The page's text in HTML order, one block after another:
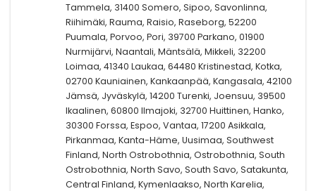
Tammela, 31400 Somero, Sipoo, Savonlinna,
Riihimäki, Rauma, Raisio, Raseborg, 52200
Puumala, Porvoo, Pori, 39700 Parkano, 01900
Nurmijärvi, Naantali, Mäntsälä, Mikkeli, 32200
Loimaa, 41340 Laukaa, 64480 Kristinestad, Kotka,
02700 Kauniainen, Kankaanpää, Kangasala, 42100
Jämsä, Jyväskylä, 14200 Turenki, Joensuu, 39500
Ikaalinen, 60800 Ilmajoki, 32700 Huittinen, Hanko,
30300 Forssa, Espoo, Vantaa, 17200 Asikkala,
Pirkanmaa, Kanta-Häme, Uusimaa, Southwest
Finland, North Ostrobothnia, Ostrobothnia, South
Ostrobothnia, North Savo, South Savo, Satakunta,
Central Finland, Kymenlaakso, North Karelia,